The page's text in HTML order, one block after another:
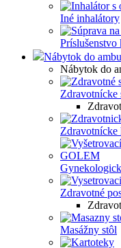
Iné inhalátory
Nábytok do
Nábytok do
Zdravotnícke
Zdravotnícke
Zdravotné
Masážny stôl